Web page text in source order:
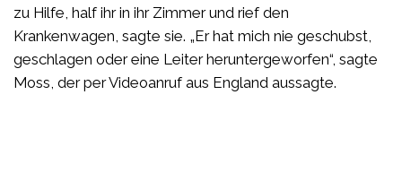
zu Hilfe, half ihr in ihr Zimmer und rief den
Krankenwagen, sagte sie. „Er hat mich nie geschubst,
geschlagen oder eine Leiter heruntergeworfen“, sagte
Moss, der per Videoanruf aus England aussagte.